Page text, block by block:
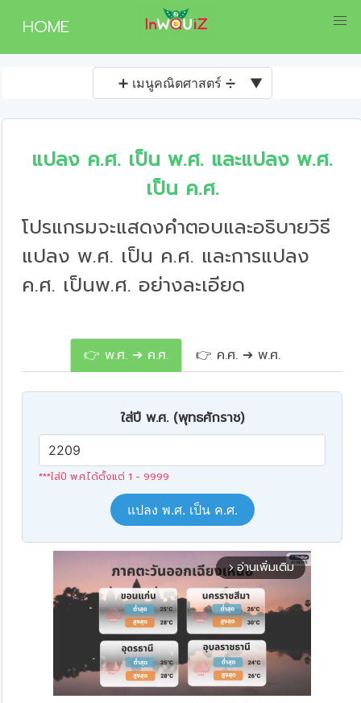
HOME
➕ เมนูคณิตศาสตร์ ➗ ▼
แปลง ค.ศ. เป็น พ.ศ. และแปลง พ.ศ.
เป็น ค.ศ.
โปรแกรมจะแสดงคำตอบและอธิบายวิธี
แปลง พ.ศ. เป็น ค.ศ. และการแปลง
ค.ศ. เป็นพ.ศ. อย่างละเอียด
👉 พ.ศ. ➔ ค.ศ. 👉 ค.ศ. ➔ พ.ศ.
ใส่ปี พ.ศ. (พุทธศักราช)
***ใส่ปี พ.ศ.ได้ตั้งแต่ 1 - 9999
แปลง พ.ศ. เป็น ค.ศ.
arrow_forward_ios อ่านเพิ่มเติม